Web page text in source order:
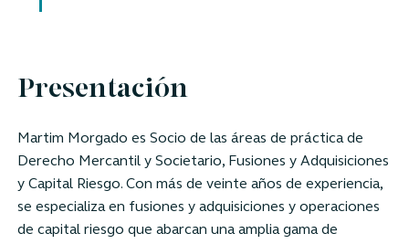
Presentación
Martim Morgado es Socio de las áreas de práctica de
Derecho Mercantil y Societario, Fusiones y Adquisiciones
y Capital Riesgo. Con más de veinte años de experiencia,
se especializa en fusiones y adquisiciones y operaciones
de capital riesgo que abarcan una amplia gama de